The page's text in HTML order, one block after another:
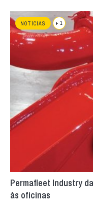
NOTÍCIAS + 1
Permafleet Industry
às oficinas